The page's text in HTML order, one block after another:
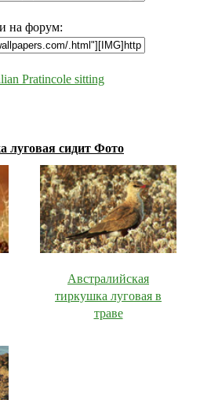
на форум:
Pratincole sitting
луговая сидит Фото
Австралийская
тиркушка луговая в
траве